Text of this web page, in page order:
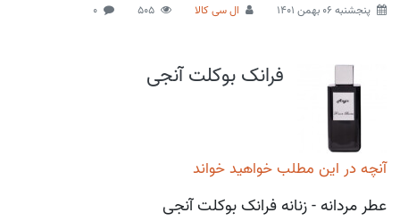
پنجشنبه 06 بهمن 1401 ال سی کالا 505
0
فرانک بوکلت آنجی
آنچه در این مطلب خواهید خواند
عطر مردانه - زنانه فرانک بوکلت آنجی